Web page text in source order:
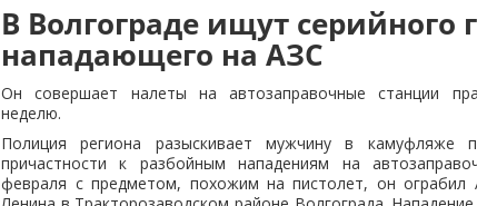
В Волгограде ищут серийного
нападающего на АЗС
Он совершает налеты на автозаправочные станции
неделю.
Полиция региона разыскивает мужчину в камуфляже
причастности к разбойным нападениям на
февраля с предметом, похожим на пистолет, он ограбил